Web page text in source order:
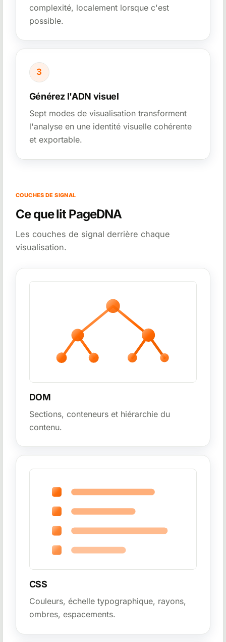
complexité, localement lorsque c'est
possible.
3
Générez l'ADN visuel
Sept modes de visualisation transforment
l'analyse en une identité visuelle cohérente
et exportable.
COUCHES DE SIGNAL
Ce que lit PageDNA
Les couches de signal derrière chaque
visualisation.
DOM
Sections, conteneurs et hiérarchie du
contenu.
CSS
Couleurs, échelle typographique, rayons,
ombres, espacements.